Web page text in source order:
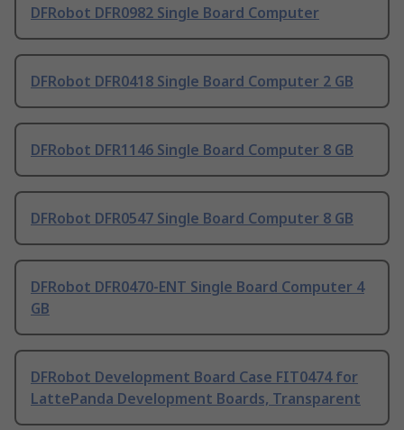
DFRobot DFR0982 Single Board Computer
DFRobot DFR0418 Single Board Computer 2 GB
DFRobot DFR1146 Single Board Computer 8 GB
DFRobot DFR0547 Single Board Computer 8 GB
DFRobot DFR0470-ENT Single Board Computer 4
GB
DFRobot Development Board Case FIT0474 for
LattePanda Development Boards, Transparent